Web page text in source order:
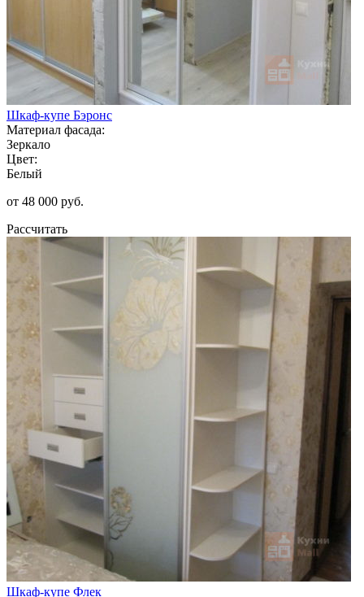
Шкаф-купе Бэронс
Материал фасада:
Зеркало
Цвет:
Белый
от 48 000 руб.
Рассчитать
Шкаф-купе Флек